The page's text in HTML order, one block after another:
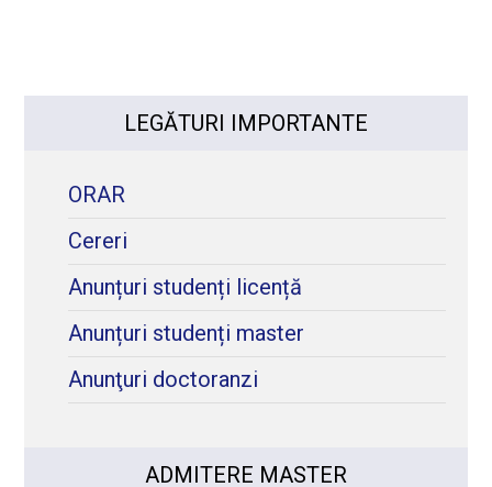
LEGĂTURI IMPORTANTE
ORAR
Cereri
Anunțuri studenți licență
Anunțuri studenți master
Anunţuri doctoranzi
ADMITERE MASTER